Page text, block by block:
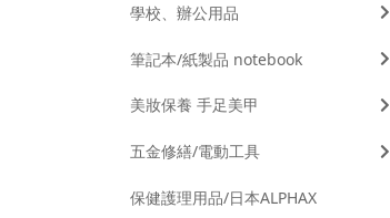
學校、辦公用品
筆記本/紙製品 notebook
美妝保養 手足美甲
五金修繕/電動工具
保健護理用品/日本ALPHAX